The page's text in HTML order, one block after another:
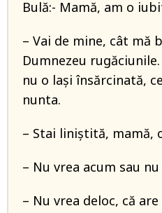
Bulă:- Mamă, am o
– Vai de mine, cât mă
Dumnezeu
nu o lași însărcinată,
nunta.
– Stai liniștită, mamă,
– Nu vrea acum sau
– Nu vrea deloc, că